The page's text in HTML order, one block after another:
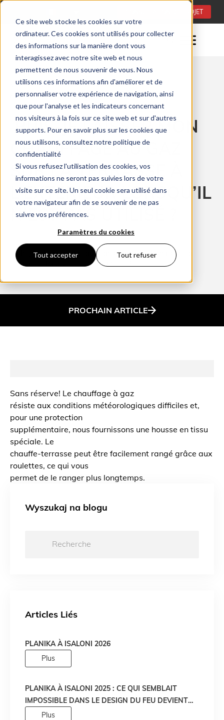
Ce site web stocke les cookies sur votre
ordinateur. Ces cookies sont utilisés pour collecter
des informations sur la manière dont vous
interagissez avec notre site web et nous
permettent de nous souvenir de vous. Nous
utilisons ces informations afin d'améliorer et de
personnaliser votre expérience de navigation, ainsi
que pour l'analyse et les indicateurs concernant
nos visiteurs à la fois sur ce site web et sur d'autres
supports. Pour en savoir plus sur les cookies que
nous utilisons, consultez notre politique de
confidentialité
Si vous refusez l'utilisation des cookies, vos
informations ne seront pas suivies lors de votre
visite sur ce site. Un seul cookie sera utilisé dans
votre navigateur afin de se souvenir de ne pas
suivre vos préférences.
Paramètres du cookies
Tout accepter Tout refuser
CONSULTATION DE PROJET
Temps de lecture: 0 minuty
13/12/2024
PUIS-JE LAISSER MON
CHAUFFAGE AU GAZ
SUR LA TERRASSE À
L’EXTÉRIEUR LORSQU’IL
N’EST PAS UTILISÉ ?
Home
Puis-je laisser mon chauffage au gaz sur la terrasse à
l’extérieur lorsqu’il n’est pas utilisé ?
PROCHAIN ARTICLE
Sans réserve! Le chauffage à gaz
résiste aux conditions météorologiques difficiles et,
pour une protection
supplémentaire, nous fournissons une housse en tissu
spéciale. Le
chauffe-terrasse peut être facilement rangé grâce aux
roulettes, ce qui vous
permet de le ranger plus longtemps.
Wyszukaj na blogu
Articles Liés
PLANIKA À ISALONI 2026
Plus
PLANIKA À ISALONI 2025 : CE QUI SEMBLAIT
IMPOSSIBLE DANS LE DESIGN DU FEU DEVIENT
RÉALITÉ !
Plus